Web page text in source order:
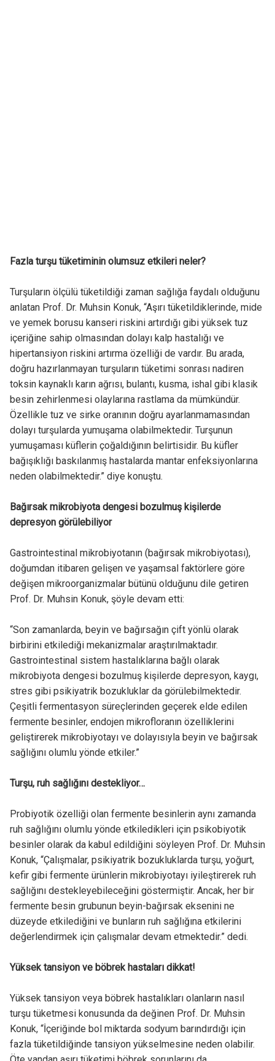
Fazla turşu tüketiminin olumsuz etkileri neler?
Turşuların ölçülü tüketildiği zaman sağlığa faydalı olduğunu
anlatan Prof. Dr. Muhsin Konuk, “Aşırı tüketildiklerinde, mide
ve yemek borusu kanseri riskini artırdığı gibi yüksek tuz
içeriğine sahip olmasından dolayı kalp hastalığı ve
hipertansiyon riskini artırma özelliği de vardır. Bu arada,
doğru hazırlanmayan turşuların tüketimi sonrası nadiren
toksin kaynaklı karın ağrısı, bulantı, kusma, ishal gibi klasik
besin zehirlenmesi olaylarına rastlama da mümkündür.
Özellikle tuz ve sirke oranının doğru ayarlanmamasından
dolayı turşularda yumuşama olabilmektedir. Turşunun
yumuşaması küflerin çoğaldığının belirtisidir. Bu küfler
bağışıklığı baskılanmış hastalarda mantar enfeksiyonlarına
neden olabilmektedir.” diye konuştu.
Bağırsak mikrobiyota dengesi bozulmuş kişilerde
depresyon görülebiliyor
Gastrointestinal mikrobiyotanın (bağırsak mikrobiyotası),
doğumdan itibaren gelişen ve yaşamsal faktörlere göre
değişen mikroorganizmalar bütünü olduğunu dile getiren
Prof. Dr. Muhsin Konuk, şöyle devam etti:
“Son zamanlarda, beyin ve bağırsağın çift yönlü olarak
birbirini etkilediği mekanizmalar araştırılmaktadır.
Gastrointestinal sistem hastalıklarına bağlı olarak
mikrobiyota dengesi bozulmuş kişilerde depresyon, kaygı,
stres gibi psikiyatrik bozukluklar da görülebilmektedir.
Çeşitli fermentasyon süreçlerinden geçerek elde edilen
fermente besinler, endojen mikrofloranın özelliklerini
geliştirerek mikrobiyotayı ve dolayısıyla beyin ve bağırsak
sağlığını olumlu yönde etkiler.”
Turşu, ruh sağlığını destekliyor…
Probiyotik özelliği olan fermente besinlerin aynı zamanda
ruh sağlığını olumlu yönde etkiledikleri için psikobiyotik
besinler olarak da kabul edildiğini söyleyen Prof. Dr. Muhsin
Konuk, “Çalışmalar, psikiyatrik bozukluklarda turşu, yoğurt,
kefir gibi fermente ürünlerin mikrobiyotayı iyileştirerek ruh
sağlığını destekleyebileceğini göstermiştir. Ancak, her bir
fermente besin grubunun beyin-bağırsak eksenini ne
düzeyde etkilediğini ve bunların ruh sağlığına etkilerini
değerlendirmek için çalışmalar devam etmektedir.” dedi.
Yüksek tansiyon ve böbrek hastaları dikkat!
Yüksek tansiyon veya böbrek hastalıkları olanların nasıl
turşu tüketmesi konusunda da değinen Prof. Dr. Muhsin
Konuk, “İçeriğinde bol miktarda sodyum barındırdığı için
fazla tüketildiğinde tansiyon yükselmesine neden olabilir.